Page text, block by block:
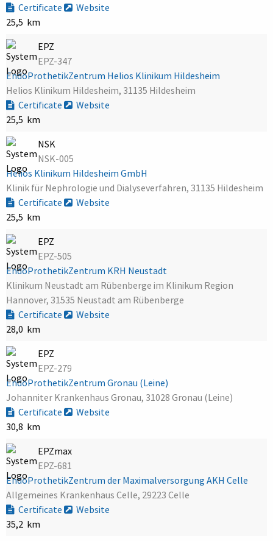
Certificate
Website
25,5 km
EPZ
EPZ-347
EndoProthetikZentrum Helios Klinikum Hildesheim
Helios Klinikum Hildesheim, 31135 Hildesheim
Certificate
Website
25,5 km
NSK
NSK-005
Helios Klinikum Hildesheim GmbH
Klinik für Nephrologie und Dialyseverfahren, 31135 Hildesheim
Certificate
Website
25,5 km
EPZ
EPZ-505
EndoProthetikZentrum KRH Neustadt
Klinikum Neustadt am Rübenberge im Klinikum Region
Hannover, 31535 Neustadt am Rübenberge
Certificate
Website
28,0 km
EPZ
EPZ-279
EndoProthetikZentrum Gronau (Leine)
Johanniter Krankenhaus Gronau, 31028 Gronau (Leine)
Certificate
Website
30,8 km
EPZmax
EPZ-681
EndoProthetikZentrum der Maximalversorgung AKH Celle
Allgemeines Krankenhaus Celle, 29223 Celle
Certificate
Website
35,2 km